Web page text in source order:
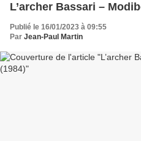
L’archer Bassari –
Publié le 16/01/2023 à 09:55
Par Jean-Paul Martin